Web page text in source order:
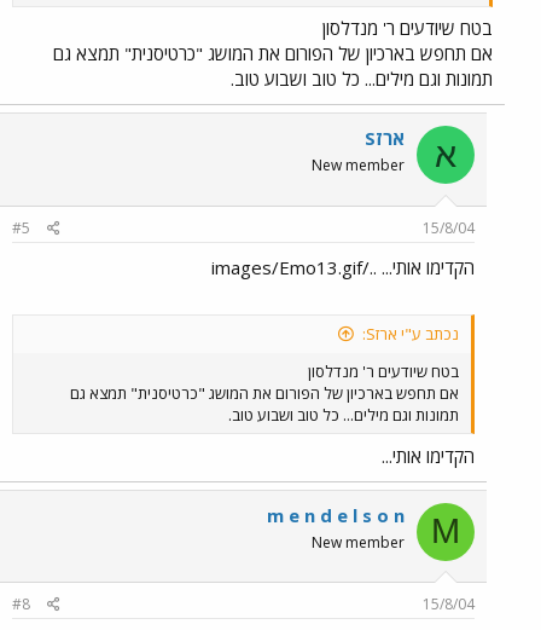
בטח שיודעים ר' מנדלסון
אם תחפש בארכיון של הפורום את המושג "כרטיסנית" תמצא גם
תמונות וגם מילים... כל טוב ושבוע טוב.
א ארזS
New member
15/8/04
#5
הקדימו אותי... ../images/Emo13.gif
נכתב ע"י ארזS:
בטח שיודעים ר' מנדלסון
אם תחפש בארכיון של הפורום את המושג "כרטיסנית" תמצא גם
תמונות וגם מילים... כל טוב ושבוע טוב.
הקדימו אותי...
M
m e n d e l s o n
New member
15/8/04
#8